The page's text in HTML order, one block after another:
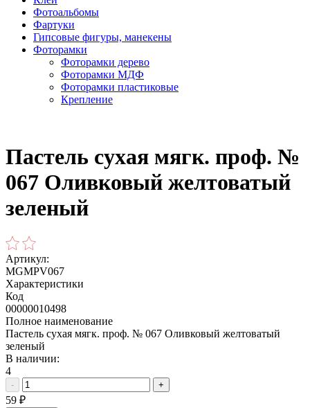
Фотоальбомы
Фартуки
Гипсовые фигуры, манекены
Фоторамки
Фоторамки дерево
Фоторамки МДФ
Фоторамки пластиковые
Крепление
Пастель сухая мягк. проф. №
067 Оливковый желтоватый
зеленый
Артикул:
MGMPV067
Характеристики
Код
00000010498
Полное наименование
Пастель сухая мягк. проф. № 067 Оливковый желтоватый
зеленый
В наличии:
4
- +
59 ₽